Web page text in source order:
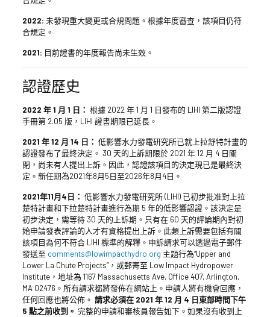
2022: 未發現重大變更或合規問題。根據年度審查，該項目仍符
合規定。
2021: 目前證書的年度報告尚未生效。
認證歷史
2022 年 1 月 1 日： 根據 2022 年 1 月 1 日發布的 LIHI 第二版認證
手冊第 2.05 版，LIHI 證書期限已延長。
2021 年 12 月 14 日： 低影響水力發電研究所已就上拉舒特計畫的
認證發布了最終決定。 30 天的上訴期限於 2021 年 12 月 4 日關
閉，尚未有人提出上訴。因此，認證該項目的決定現已是最終決
定。新任期為2021年8月5日至2026年8月4日。
2021年11月4日： 低影響水力發電研究所 (LIHI) 已初步批准對上拉
楚特計畫和下拉楚特計畫進行為期 5 年的低影響認證。該決定是
初步決定，需等待 30 天的上訴期。只有在 60 天的評論期內對初
始申請發表評論的人才有資格提出上訴。此類上訴需要包括有關
該項目為何不符合 LIHI 標準的解釋。申訴請求可以透過電子郵件
發送至 comments@lowimpacthydro.org 主題行為“Upper and
Lower La Chute Projects”，或郵寄至 Low Impact Hydropower
Institute，地址為 1167 Massachusetts Ave, Office 407, Arlington,
MA 02476。所有請求都將發佈在網站上。申請人將有機會回應，
任何回應也將公佈。 請求必須在 2021 年 12 月 4 日東部時間下午
5 點之前收到。 完整的申請和審核員報告如下。如果沒有收到上